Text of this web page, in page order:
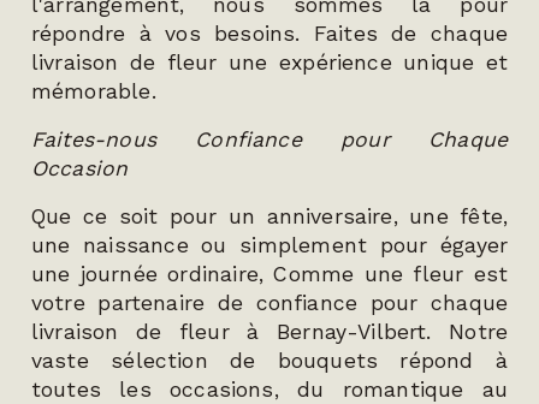
l'arrangement, nous sommes là pour
répondre à vos besoins. Faites de chaque
livraison de fleur une expérience unique et
mémorable.
Faites-nous Confiance pour Chaque
Occasion
Que ce soit pour un anniversaire, une fête,
une naissance ou simplement pour égayer
une journée ordinaire, Comme une fleur est
votre partenaire de confiance pour chaque
livraison de fleur à Bernay-Vilbert. Notre
vaste sélection de bouquets répond à
toutes les occasions, du romantique au